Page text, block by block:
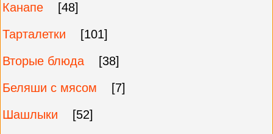
Канапе
[48]
Тарталетки
[101]
Вторые блюда
[38]
Беляши с мясом
[7]
Шашлыки
[52]